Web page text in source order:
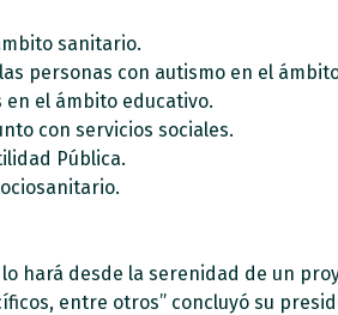
sanitario.
personas con autismo en el
el ámbito educativo.
con servicios sociales.
Pública.
lo hará desde la serenidad de un
entre otros” concluyó su